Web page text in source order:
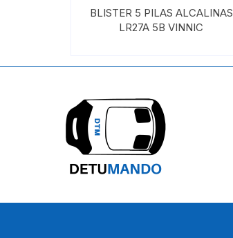
BLISTER 5 PILAS ALCALINAS
LR27A 5B VINNIC